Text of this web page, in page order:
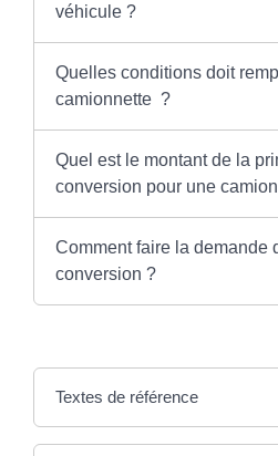
véhicule ?
Quelles conditions doit
camionnette ?
Quel est le montant de la
conversion pour une
Comment faire la demande
conversion ?
Textes de référence